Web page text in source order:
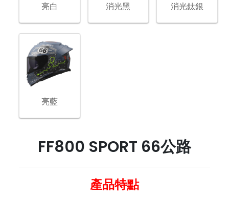
亮白 消光黑 消光鈦銀
亮藍
FF800 SPORT 66公路
產品特點